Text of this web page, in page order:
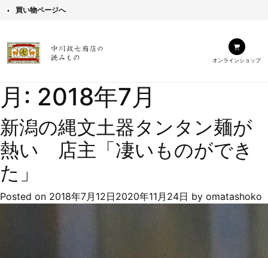
買い物ページへ
オンラインショップ
月: 2018年7月
新潟の縄文土器タンタン麺が
熱い 店主「凄いものができ
た」
Posted on 2018年7月12日2020年11月24日 by omatashoko